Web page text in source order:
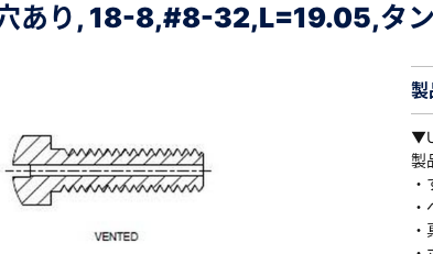
あり, 18-8,#8-32,L=19.05,タ
製
会社・学校・研究機関名